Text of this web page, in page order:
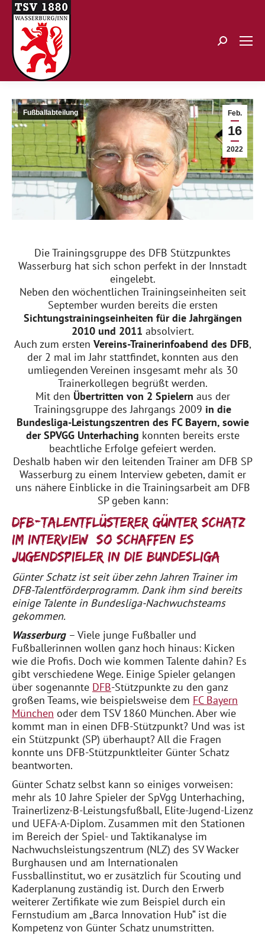
Search:
Feb.
16
2022
Fußballabteilung
Die Trainingsgruppe des DFB Stützpunktes
Wasserburg hat sich schon perfekt in der Innstadt
eingelebt.
Neben den wöchentlichen Trainingseinheiten seit
September wurden bereits die ersten
Sichtungstrainingseinheiten für die Jahrgängen
2010 und 2011 absolviert.
Auch zum ersten Vereins-Trainerinfoabend des DFB,
der 2 mal im Jahr stattfindet, konnten aus den
umliegenden Vereinen insgesamt mehr als 30
Trainerkollegen begrüßt werden.
Mit den Übertritten von 2 Spielern aus der
Trainingsgruppe des Jahrgangs 2009 in die
Bundesliga-Leistungszentren des FC Bayern, sowie
der SPVGG Unterhaching konnten bereits erste
beachtliche Erfolge gefeiert werden.
Deshalb haben wir den leitenden Trainer am DFB SP
Wasserburg zu einem Interview gebeten, damit er
uns nähere Einblicke in die Trainingsarbeit am DFB
SP geben kann:
DFB-Talentflüsterer Günter Schatz
im Interview: So schaffen es
Jugendspieler in die Bundesliga
Günter Schatz ist seit über zehn Jahren Trainer im
DFB-Talentförderprogramm. Dank ihm sind bereits
einige Talente in Bundesliga-Nachwuchsteams
gekommen.
Wasserburg – Viele junge Fußballer und
Fußballerinnen wollen ganz hoch hinaus: Kicken
wie die Profis. Doch wie kommen Talente dahin? Es
gibt verschiedene Wege. Einige Spieler gelangen
über sogenannte DFB-Stützpunkte zu den ganz
großen Teams, wie beispielsweise dem FC Bayern
München oder dem TSV 1860 München. Aber wie
kommt man in einen DFB-Stützpunkt? Und was ist
ein Stützpunkt (SP) überhaupt? All die Fragen
konnte uns DFB-Stützpunktleiter Günter Schatz
beantworten.
Günter Schatz selbst kann so einiges vorweisen:
mehr als 10 Jahre Spieler der SpVgg Unterhaching,
Trainerlizenz-B-Leistungsfußball, Elite-Jugend-Lizenz
und UEFA-A-Diplom. Zusammen mit den Stationen
im Bereich der Spiel- und Taktikanalyse im
Nachwuchsleistungszentrum (NLZ) des SV Wacker
Burghausen und am Internationalen
Fussballinstitut, wo er zusätzlich für Scouting und
Kaderplanung zuständig ist. Durch den Erwerb
weiterer Zertifikate wie zum Beispiel durch ein
Fernstudium am „Barca Innovation Hub“ ist die
Kompetenz von Günter Schatz unumstritten.